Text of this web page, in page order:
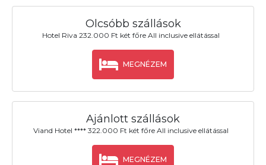
Olcsóbb szállások
Hotel Riva 232.000 Ft két főre All inclusive ellátással
MEGNÉZEM
Ajánlott szállások
Viand Hotel **** 322.000 Ft két főre All inclusive ellátással
MEGNÉZEM